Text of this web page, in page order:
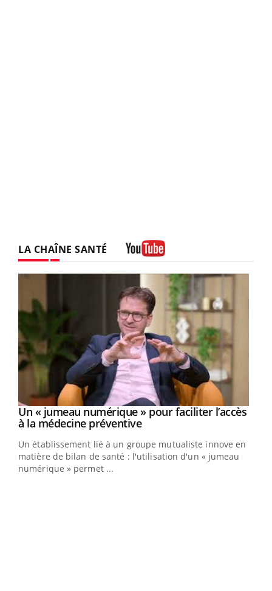
LA CHAÎNE SANTÉ
Youtube
Un « jumeau numérique » pour faciliter l’accès
à la médecine préventiveYoutube
Un établissement lié à un groupe mutualiste innove en
matière de bilan de santé : l'utilisation d'un « jumeau
numérique » permet ...